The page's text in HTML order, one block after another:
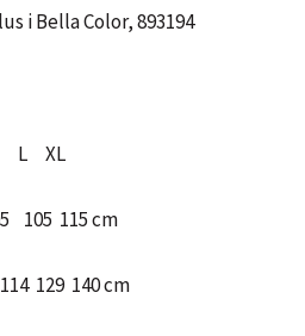
i Bella Color, 893194
XL
105 115 cm
129 140 cm